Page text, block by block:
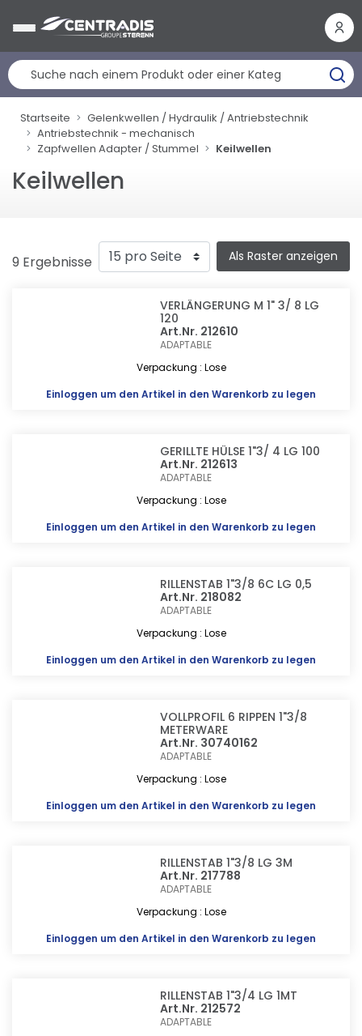
Startseite
Gelenkwellen / Hydraulik / Antriebstechnik
Antriebstechnik - mechanisch
Zapfwellen Adapter / Stummel
Keilwellen
Keilwellen
9 Ergebnisse Als Raster anzeigen
VERLÄNGERUNG M 1" 3/ 8 LG
120
Art.Nr. 212610
ADAPTABLE
Verpackung : Lose
Einloggen um den Artikel in den Warenkorb zu legen
GERILLTE HÜLSE 1"3/ 4 LG 100
Art.Nr. 212613
ADAPTABLE
Verpackung : Lose
Einloggen um den Artikel in den Warenkorb zu legen
RILLENSTAB 1"3/8 6C LG 0,5
Art.Nr. 218082
ADAPTABLE
Verpackung : Lose
Einloggen um den Artikel in den Warenkorb zu legen
VOLLPROFIL 6 RIPPEN 1"3/8
METERWARE
Art.Nr. 30740162
ADAPTABLE
Verpackung : Lose
Einloggen um den Artikel in den Warenkorb zu legen
RILLENSTAB 1"3/8 LG 3M
Art.Nr. 217788
ADAPTABLE
Verpackung : Lose
Einloggen um den Artikel in den Warenkorb zu legen
RILLENSTAB 1"3/4 LG 1MT
Art.Nr. 212572
ADAPTABLE